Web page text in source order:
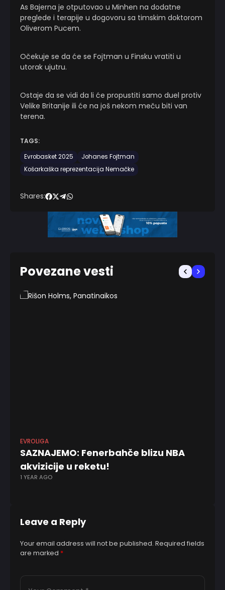
As Bajerna je otputovao u Minhen na dodatne
preglede i terapije u dogovoru sa timskim doktorom
Oliverom Pucem.
Očekuje se da će se Fojtman u Finsku vratiti u
utorak ujutru.
Ostaje da se vidi da li će propustiti samo duel protiv
Velike Britanije ili će na još nekom meču biti van
terena.
TAGS:
Evrobasket 2025
Johanes Fojtman
Košarkaška reprezentacija Nemačke
Shares:
Povezane vesti
EVROLIGA
SAZNAJEMO: Fenerbahče blizu NBA
akvizicije u reketu!
1 YEAR AGO
Leave a Reply
Your email address will not be published. Required fields
are marked *